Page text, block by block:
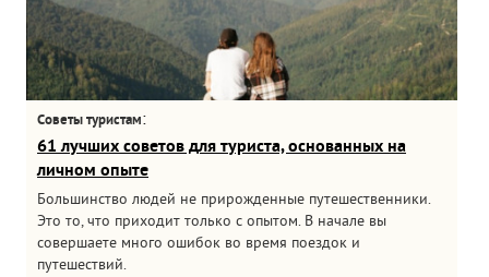
Советы туристам:
61 лучших советов для туриста, основанных на
личном опыте
Большинство людей не прирожденные путешественники.
Это то, что приходит только с опытом. В начале вы
совершаете много ошибок во время поездок и
путешествий.